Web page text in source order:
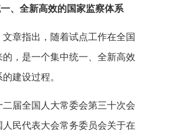
、全新高效的国家监察体系
章指出，随着试点工作在全国
，是一个集中统一、全新高效
建设过程。
届全国人大常委会第三十次会
民代表大会常务委员会关于在